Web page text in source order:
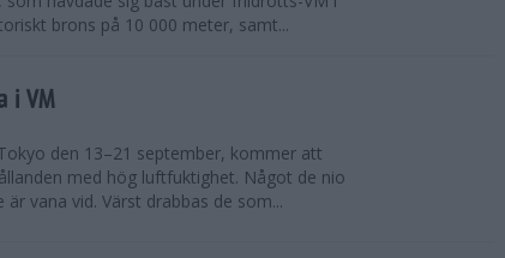
brons på 10 000 meter, samt...
i VM
den 13–21 september, kommer att
med hög luftfuktighet. Något de nio
vana vid. Värst drabbas de som...